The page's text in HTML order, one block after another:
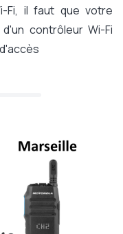
Fi, il faut que votre
contrôleur Wi-Fi